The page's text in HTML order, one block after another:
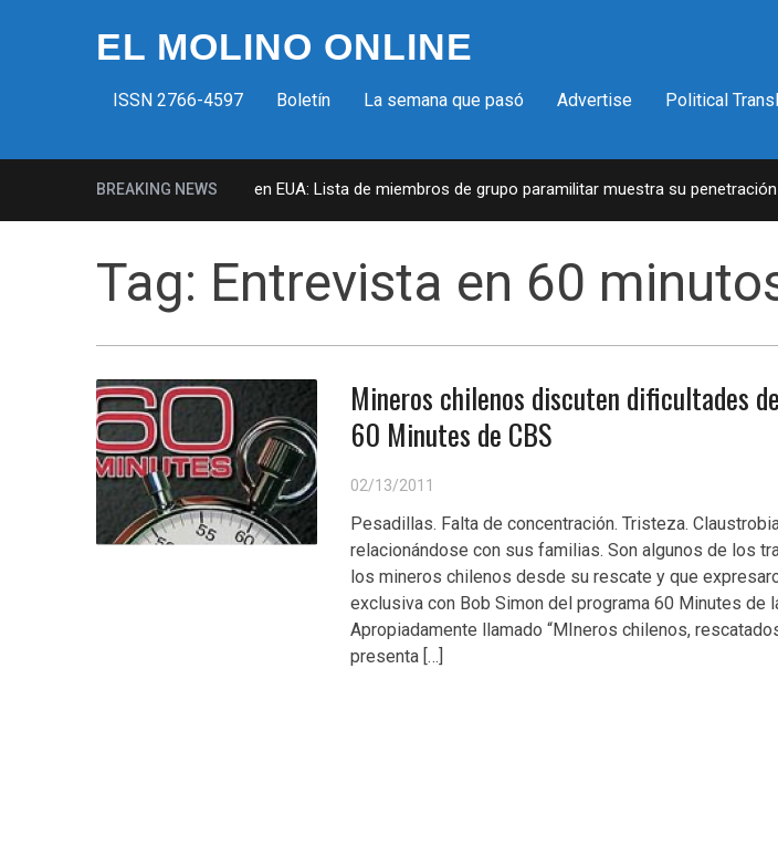
EL MOLINO ONLINE
ISSN 2766-4597 Boletín La semana que pasó Advertise Political
BREAKING NEWS
Milicias fascistas en EUA: Lista de miembros de grupo paramilitar muestra su penetración
Tag: Entrevista en 60
Mineros chilenos discuten dificultades
60 Minutes de CBS
02/13/2011
Pesadillas. Falta de concentración. Tristeza.
relacionándose con sus familias. Son algunos de los
los mineros chilenos desde su rescate y que
exclusiva con Bob Simon del programa 60 Minutes de
Apropiadamente llamado “MIneros chilenos,
presenta […]